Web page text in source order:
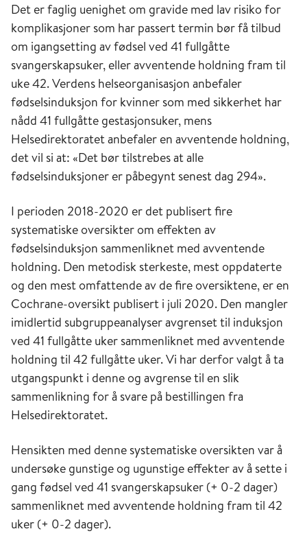
Det er faglig uenighet om gravide med lav risiko for
komplikasjoner som har passert termin bør få tilbud
om igangsetting av fødsel ved 41 fullgåtte
svangerskapsuker, eller avventende holdning fram til
uke 42. Verdens helseorganisasjon anbefaler
fødselsinduksjon for kvinner som med sikkerhet har
nådd 41 fullgåtte gestasjonsuker, mens
Helsedirektoratet anbefaler en avventende holdning,
det vil si at: «Det bør tilstrebes at alle
fødselsinduksjoner er påbegynt senest dag 294».
I perioden 2018-2020 er det publisert fire
systematiske oversikter om effekten av
fødselsinduksjon sammenliknet med avventende
holdning. Den metodisk sterkeste, mest oppdaterte
og den mest omfattende av de fire oversiktene, er en
Cochrane-oversikt publisert i juli 2020. Den mangler
imidlertid subgruppeanalyser avgrenset til induksjon
ved 41 fullgåtte uker sammenliknet med avventende
holdning til 42 fullgåtte uker. Vi har derfor valgt å ta
utgangspunkt i denne og avgrense til en slik
sammenlikning for å svare på bestillingen fra
Helsedirektoratet.
Hensikten med denne systematiske oversikten var å
undersøke gunstige og ugunstige effekter av å sette i
gang fødsel ved 41 svangerskapsuker (+ 0-2 dager)
sammenliknet med avventende holdning fram til 42
uker (+ 0-2 dager).